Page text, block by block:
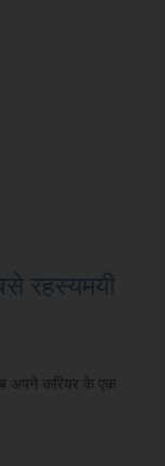
रहस्यमयी
अपने करियर के एक